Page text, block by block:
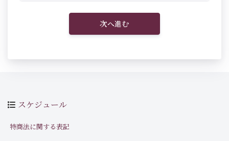
次へ進む
スケジュール
特商法に関する表記